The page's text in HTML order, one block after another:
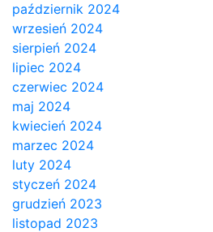
październik 2024
wrzesień 2024
sierpień 2024
lipiec 2024
czerwiec 2024
maj 2024
kwiecień 2024
marzec 2024
luty 2024
styczeń 2024
grudzień 2023
listopad 2023